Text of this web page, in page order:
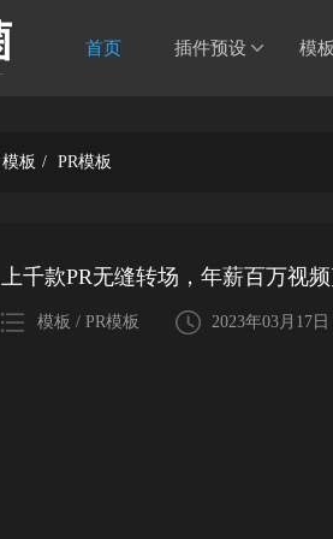
首页 插件预设 模
模板 / PR模板
上千款PR无缝转场，年薪百万视
模板 / PR模板 2023年03月17日